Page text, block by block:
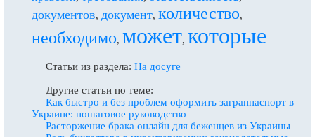
документов, документ, количество,
необходимо, может, которые
Статьи из раздела: На досуге
Другие статьи по теме:
Как быстро и без проблем оформить загранпаспорт в
Украине: пошаговое руководство
Расторжение брака онлайн для беженцев из Украины